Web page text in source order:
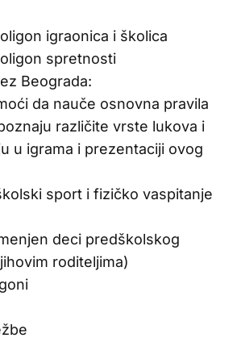
igraonica i školica
spretnosti
Beograda:
da nauče osnovna pravila
različite vrste lukova i
u igrama i prezentaciji ovog
sport i fizičko vaspitanje
deci predškolskog
roditeljima)